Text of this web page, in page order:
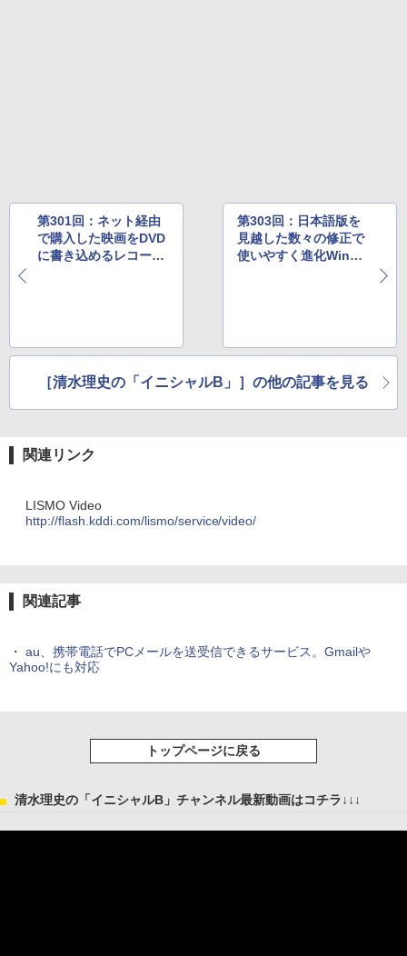
第301回：ネット経由
で購入した映画をDVD
に書き込めるレコーダ
第303回：日本語版を
見越した数々の修正で
使いやすく進化Windo
［清水理史の「イニシャルB」］の他の記事を見る
関連リンク
LISMO Video
http://flash.kddi.com/lismo/service/video/
関連記事
・ au、携帯電話でPCメールを送受信できるサービス。Gmailや
Yahoo!にも対応
トップページに戻る
清水理史の「イニシャルB」チャンネル最新動画はコチラ↓↓↓